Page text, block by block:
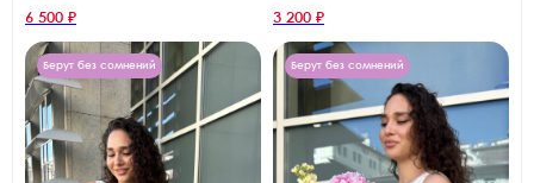
6 500 ₽ 3 200 ₽
Берут без сомнений Берут без сомнений